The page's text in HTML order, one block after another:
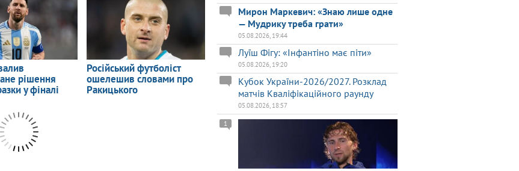
Мирон Маркевич: «Знаю лише одне
— Мудрику треба грати»
05.08.2026, 19:44
Луїш Фігу: «Інфантіно має піти»
05.08.2026, 19:20
Кубок України-2026/2027. Розклад
матчів Кваліфікаційного раунду
05.08.2026, 18:57
1